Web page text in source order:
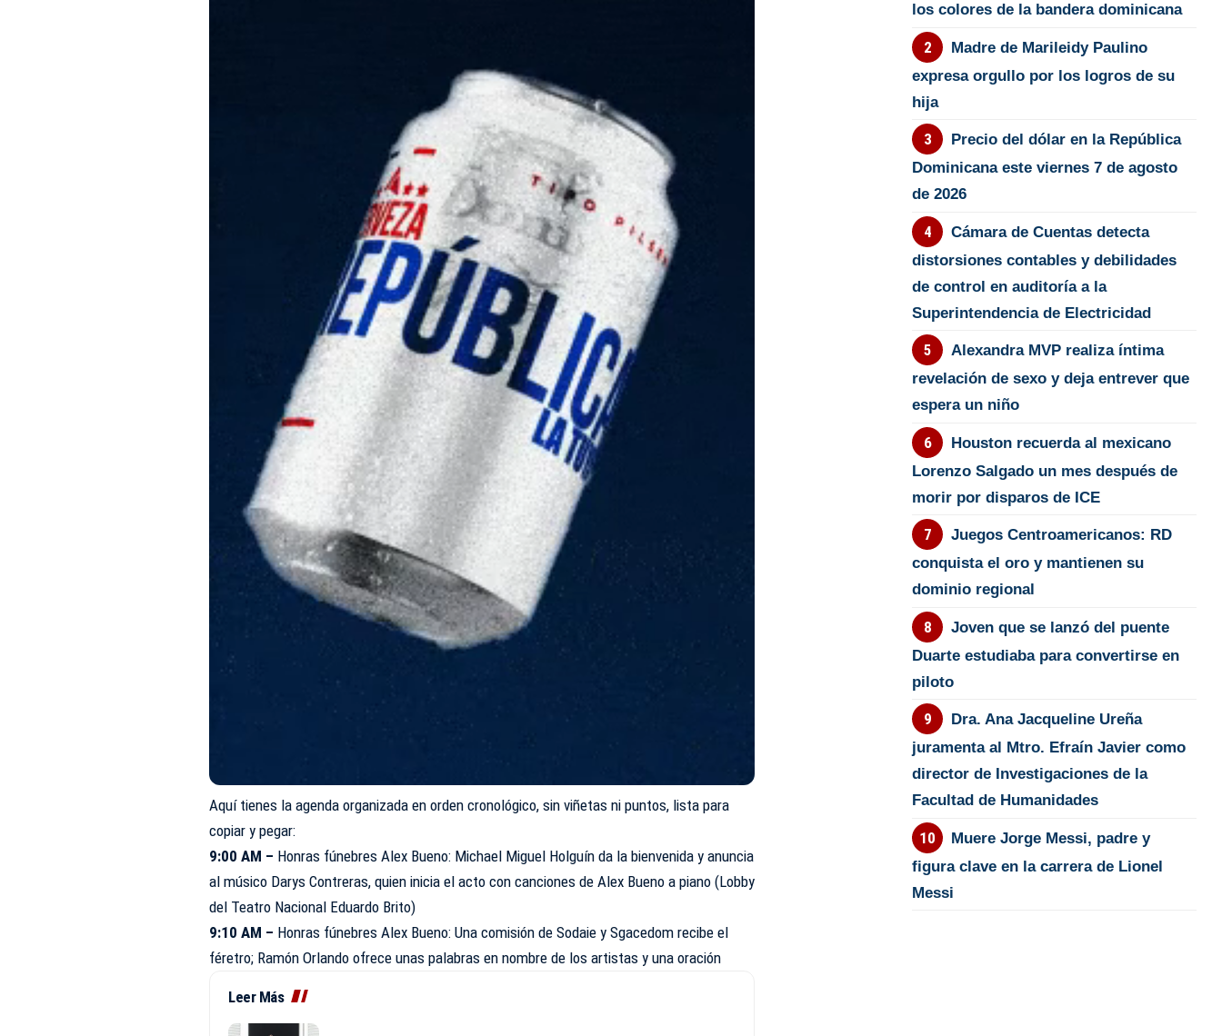
Aquí tienes la agenda organizada en orden cronológico, sin viñetas ni puntos, lista para
copiar y pegar:
9:00 AM – Honras fúnebres Alex Bueno: Michael Miguel Holguín da la bienvenida y anuncia
al músico Darys Contreras, quien inicia el acto con canciones de Alex Bueno a piano (Lobby
del Teatro Nacional Eduardo Brito)
9:10 AM – Honras fúnebres Alex Bueno: Una comisión de Sodaie y Sgacedom recibe el
féretro; Ramón Orlando ofrece unas palabras en nombre de los artistas y una oración
Leer Más
los colores de la bandera dominicana
Madre de Marileidy Paulino
expresa orgullo por los logros de su
hija
Precio del dólar en la República
Dominicana este viernes 7 de agosto
de 2026
Cámara de Cuentas detecta
distorsiones contables y debilidades
de control en auditoría a la
Superintendencia de Electricidad
Alexandra MVP realiza íntima
revelación de sexo y deja entrever que
espera un niño
Houston recuerda al mexicano
Lorenzo Salgado un mes después de
morir por disparos de ICE
Juegos Centroamericanos: RD
conquista el oro y mantienen su
dominio regional
Joven que se lanzó del puente
Duarte estudiaba para convertirse en
piloto
Dra. Ana Jacqueline Ureña
juramenta al Mtro. Efraín Javier como
director de Investigaciones de la
Facultad de Humanidades
Muere Jorge Messi, padre y
figura clave en la carrera de Lionel
Messi